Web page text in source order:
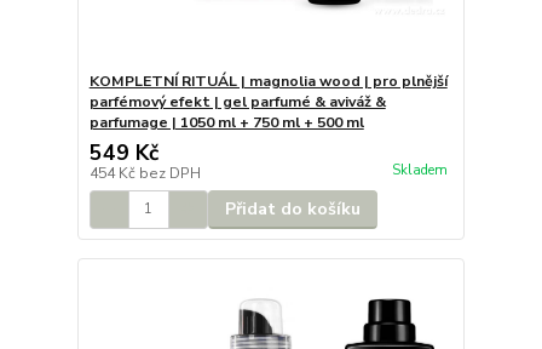
KOMPLETNÍ RITUÁL | magnolia wood | pro plnější
parfémový efekt | gel parfumé & aviváž &
parfumage | 1050 ml + 750 ml + 500 ml
549 Kč
454 Kč bez DPH Skladem
Přidat do košíku